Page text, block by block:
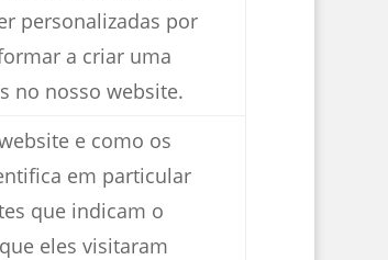
personalizadas por
a criar uma
no nosso website.
e como os
em particular
que indicam o
eles visitaram